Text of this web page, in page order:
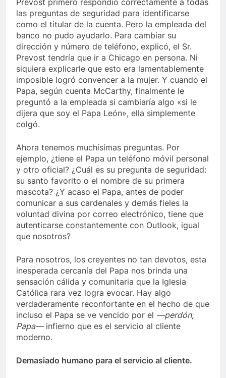
Prevost primero respondió correctamente a todas
las preguntas de seguridad para identificarse
como el titular de la cuenta. Pero la empleada del
banco no pudo ayudarlo. Para cambiar su
dirección y número de teléfono, explicó, el Sr.
Prevost tendría que ir a Chicago en persona. Ni
siquiera explicarle que esto era lamentablemente
imposible logró convencer a la mujer. Y cuando el
Papa, según cuenta McCarthy, finalmente le
preguntó a la empleada si cambiaría algo «si le
dijera que soy el Papa León», ella simplemente
colgó.
Ahora tenemos muchísimas preguntas. Por
ejemplo, ¿tiene el Papa un teléfono móvil personal
y otro oficial? ¿Cuál es su pregunta de seguridad:
su santo favorito o el nombre de su primera
mascota? ¿Y acaso el Papa, antes de poder
comunicar a sus cardenales y demás fieles la
voluntad divina por correo electrónico, tiene que
autenticarse constantemente con Outlook, igual
que nosotros?
Para nosotros, los creyentes no tan devotos, esta
inesperada cercanía del Papa nos brinda una
sensación cálida y comunitaria que la Iglesia
Católica rara vez logra evocar. Hay algo
verdaderamente reconfortante en el hecho de que
incluso el Papa se ve vencido por el —perdón,
Papa—infierno que es el servicio al cliente
moderno.
Demasiado humano para el servicio al cliente.